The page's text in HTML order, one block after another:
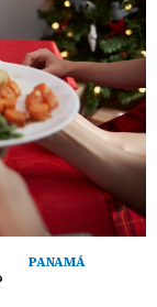
PANAMÁ